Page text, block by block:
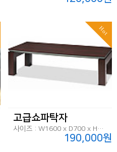
Hot
고급쇼파탁자
사이즈 : W1600 x D700 x H450
190,000원